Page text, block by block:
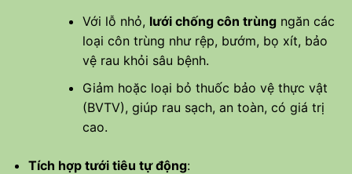
Với lỗ nhỏ, lưới chống côn trùngngăn các
loại côn trùng như rệp, bướm, bọ xít, bảo
vệ rau khỏi sâu bệnh.
Giảm hoặc loại bỏ thuốc bảo vệ thực vật
(BVTV), giúp rau sạch, an toàn, có giá trị
cao.
Tích hợp tưới tiêu tự động: